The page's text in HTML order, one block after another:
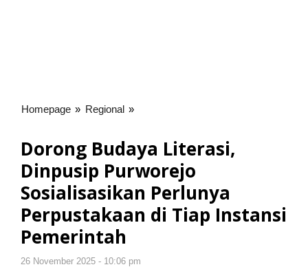
Homepage » Regional »
Dinpusip
Purworejo
Sosialisasikan
Perlunya
Perpustakaan
Instansi
Dorong Budaya Literasi,
Dinpusip Purworejo
Sosialisasikan Perlunya
Perpustakaan di Tiap Instansi
Pemerintah
26 November 2025 - 10:06 pm